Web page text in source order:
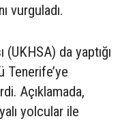
vurguladı.
(UKHSA) da yaptığı
Tenerife’ye
Açıklamada,
yolcular ile